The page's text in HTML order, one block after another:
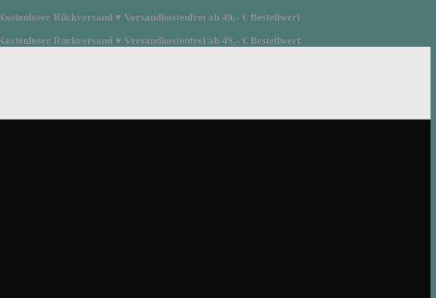
Rückversand ♥ Versandkostenfrei ab 49,- € Bestellwert
Rückversand ♥ Versandkostenfrei ab 49,- € Bestellwert